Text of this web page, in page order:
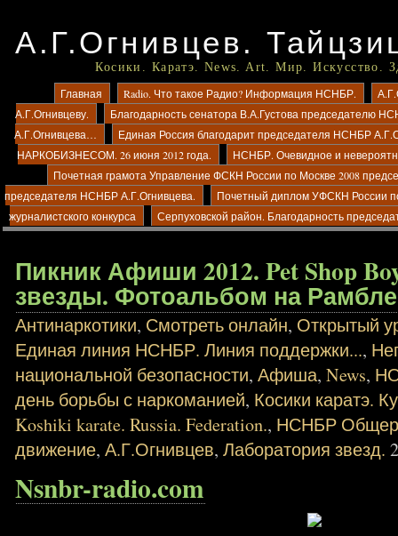
А.Г.Огнивцев.
Косики. Каратэ. News. Art. Мир. Искусство.
Главная Radio. Что такое Радио? Информация НСНБР.
А.Г.Огнивцеву.
Благодарность сенатора В.А.Густова председателю
А.Г.Огнивцева…
Единая Россия благодарит председателя НСНБР
НАРКОБИЗНЕСОМ. 26 июня 2012 года.
НСНБР. Очевидное и
Почетная грамота Управление ФСКН России по Москве 2008
председателя НСНБР А.Г.Огнивцева.
Почетный диплом УФСКН России
журналистского конкурса
Серпуховской район. Благодарность
Пикник Афиши 2012. Pet Shop
звезды. Фотоальбом на
Антинаркотики, Смотреть онлайн, Открытый
Единая линия НСНБР. Линия поддержки...,
национальной безопасности,Афиша,News,
день борьбы с наркоманией, Косики каратэ.
Koshiki karate. Russia. Federation., НСНБР
движение,А.Г.Огнивцев,Лаборатория звезд.
Nsnbr-radio.com